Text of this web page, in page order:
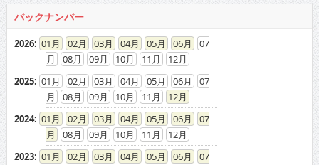
バックナンバー
2026: 01 02 03 04 05 06
07
08
09 10 11
12
2025: 01 02 03 04 05 06
07
08
09 10 11
12
2024: 01 02 03 04 05 06
07
08
09 10 11
12
2023: 01 02 03 04 05 06
07